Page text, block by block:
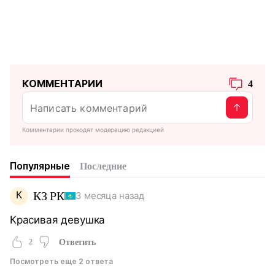
КОММЕНТАРИИ 4
Комментарии проходят модерацию редакцией
Популярные Последние
К КЗ РК 3 месяца назад
Красивая девушка
2 Ответить
Посмотреть еще 2 ответа